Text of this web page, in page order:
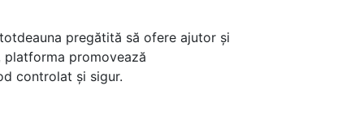
pregătită să ofere ajutor și
platforma promovează
controlat și sigur.